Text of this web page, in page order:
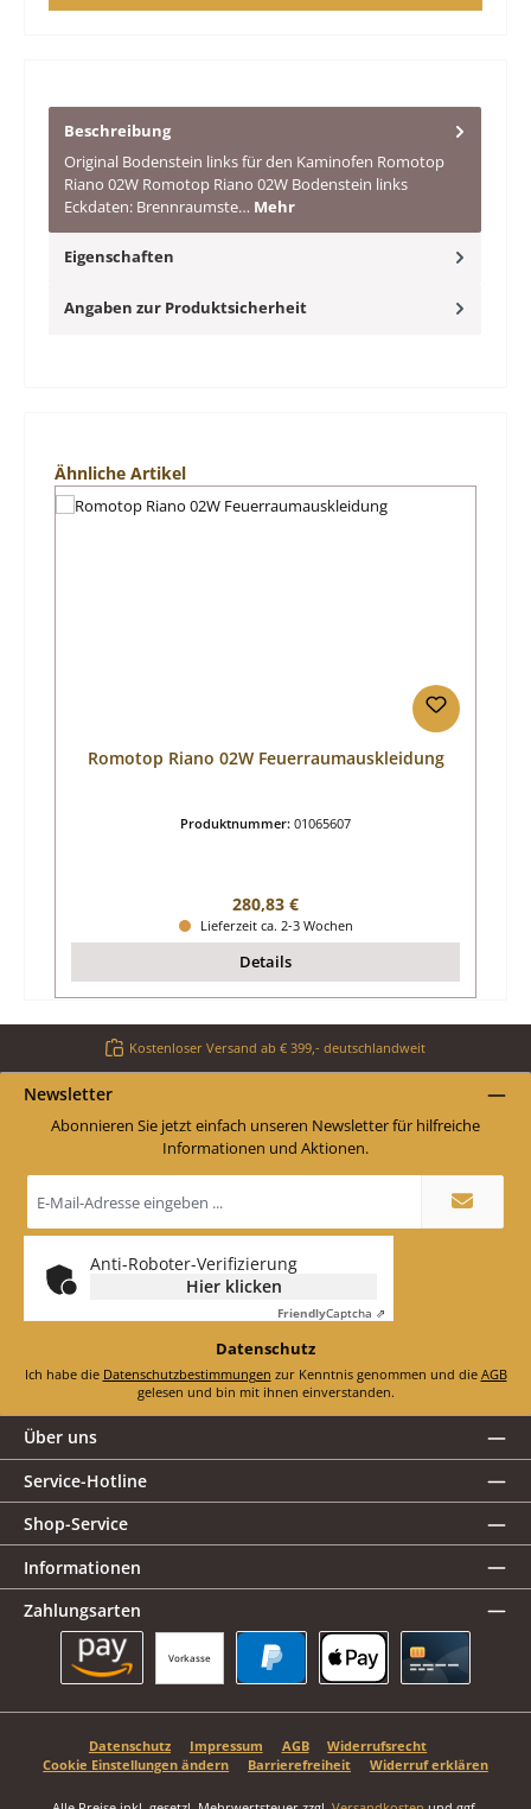
Beschreibung
Original Bodenstein links für den Kaminofen Romotop
Riano 02W Romotop Riano 02W Bodenstein links
Eckdaten: Brennraumste… Mehr
Eigenschaften
Angaben zur Produktsicherheit
Produktgalerie überspringen
Ähnliche Artikel
Romotop Riano 02W Feuerraumauskleidung
Produktnummer: 01065607
Regulärer Preis:
280,83 €
Lieferzeit ca. 2-3 Wochen
Details
Kostenloser Versand ab € 399,- deutschlandweit
Newsletter
Abonnieren Sie jetzt einfach unseren Newsletter für hilfreiche
Informationen und Aktionen.
Mail-
Adresse
*
Anti-Roboter-Verifizierung
Hier klicken
FriendlyCaptcha ⇗
Datenschutz
Ich habe die Datenschutzbestimmungen zur Kenntnis genommen und die AGB
gelesen und bin mit ihnen einverstanden.
Über uns
Service-Hotline
Shop-Service
Informationen
Zahlungsarten
Vorkasse
Datenschutz Impressum AGB
Widerrufsrecht
Cookie Einstellungen ändern
Barrierefreiheit Widerruf erklären